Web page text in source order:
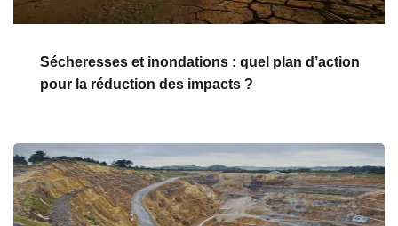
Sécheresses et inondations : quel plan d’action
pour la réduction des impacts ?